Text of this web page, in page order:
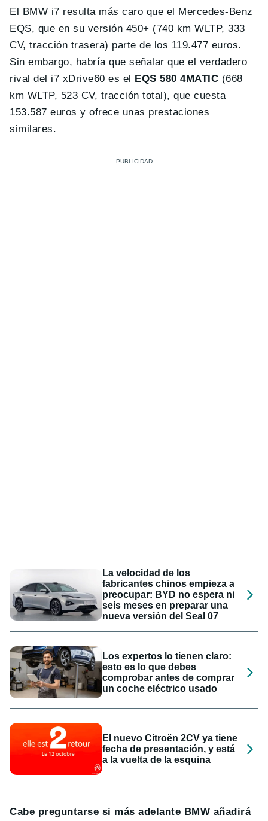
El BMW i7 resulta más caro que el Mercedes-Benz
EQS, que en su versión 450+ (740 km WLTP, 333
CV, tracción trasera) parte de los 119.477 euros.
Sin embargo, habría que señalar que el verdadero
rival del i7 xDrive60 es el EQS 580 4MATIC (668
km WLTP, 523 CV, tracción total), que cuesta
153.587 euros y ofrece unas prestaciones
similares.
La velocidad de los
fabricantes chinos empieza a
preocupar: BYD no espera ni
seis meses en preparar una
nueva versión del Seal 07
Los expertos lo tienen claro:
esto es lo que debes
comprobar antes de comprar
un coche eléctrico usado
El nuevo Citroën 2CV ya tiene
fecha de presentación, y está
a la vuelta de la esquina
Cabe preguntarse si más adelante BMW añadirá